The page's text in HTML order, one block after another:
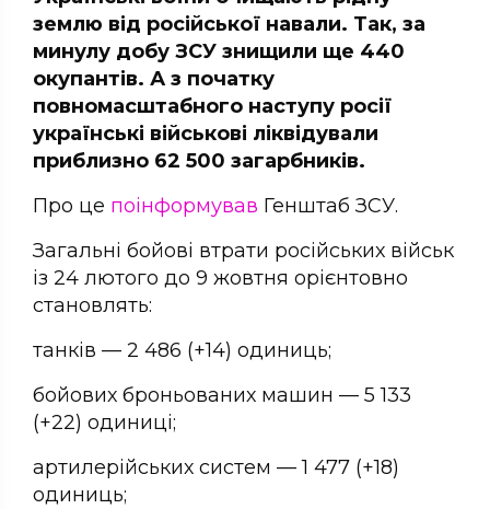
землю від російської навали. Так, за
минулу добу ЗСУ знищили ще 440
окупантів. А з початку
повномасштабного наступу росії
українські військові ліквідували
приблизно 62 500 загарбників.
Про це поінформував Генштаб ЗСУ.
Загальні бойові втрати російських військ
із 24 лютого до 9 жовтня орієнтовно
становлять:
танків — 2 486 (+14) одиниць;
бойових броньованих машин — 5 133
(+22) одиниці;
артилерійських систем — 1 477 (+18)
одиниць;